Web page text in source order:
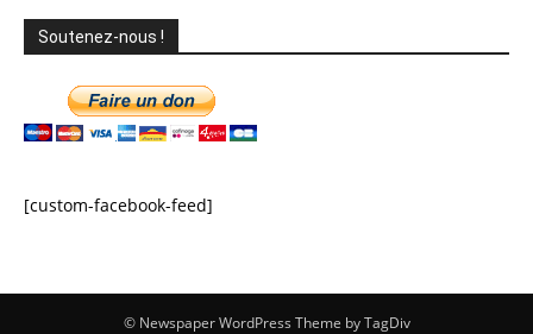
Soutenez-nous !
[custom-facebook-feed]
© Newspaper WordPress Theme by TagDiv